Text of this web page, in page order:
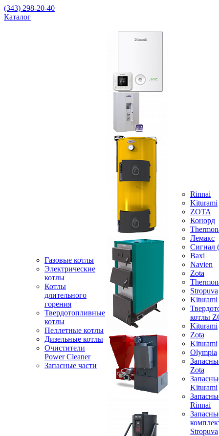
(343) 298-20-40
Каталог
Газовые котлы
Электрические
котлы
Котлы
длительного
горения
Твердотопливные
котлы
Пеллетные котлы
Дизельные котлы
Очистители
Power Cleaner
Запасные части
Rinnai
Kiturami
ZOTA
Конорд
Лемакс
Baxi
Navien
Zota
Stropuva
Kiturami
котлы
Kiturami
Zota
Kiturami
Olympia
Zota
Kiturami
Rinnai
Stropuva